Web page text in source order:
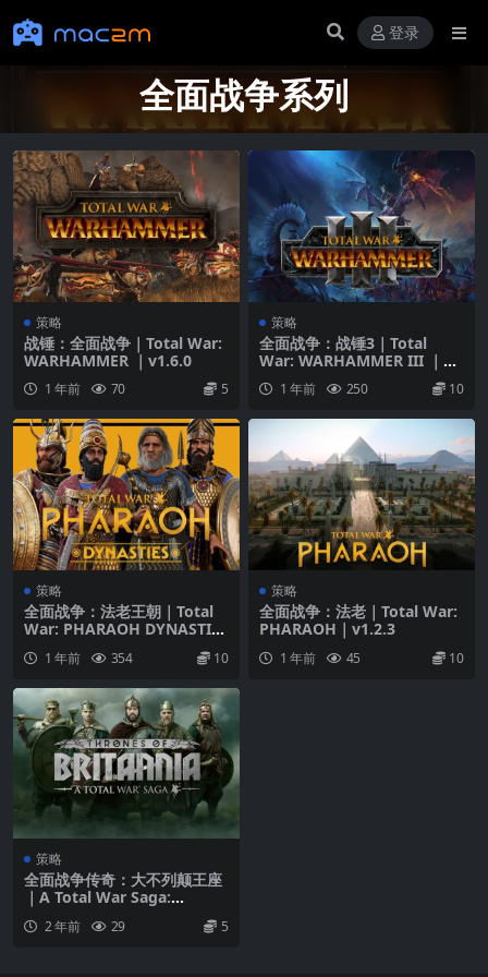
登录
全面战争系列
策略
战锤：全面战争｜Total War:
WARHAMMER ｜v1.6.0
1 年前 70 5
策略
全面战争：战锤3｜Total
War: WARHAMMER III ｜全
1 年前 250 10
策略
全面战争：法老王朝｜Total
War: PHARAOH DYNASTIES
1 年前 354 10
策略
全面战争：法老｜Total War:
PHARAOH｜v1.2.3
1 年前 45 10
策略
全面战争传奇：大不列颠王座
｜A Total War Saga:
THRONES OF BRITANNIA｜
v1.0.4
2 年前 29 5